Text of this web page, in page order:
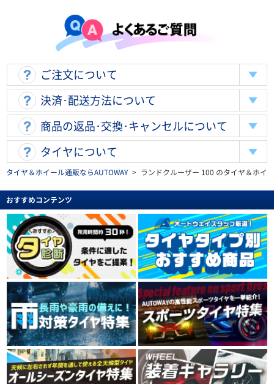
ご注文について
決済･配送方法について
商品の返品･交換･キャンセルについて
タイヤについて
タイヤ＆ホイール通販ならAUTOWAY > ランドクルーザー 100 のタイヤ＆ホイ
おすすめコンテンツ